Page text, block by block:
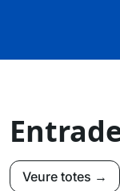
Veure totes →